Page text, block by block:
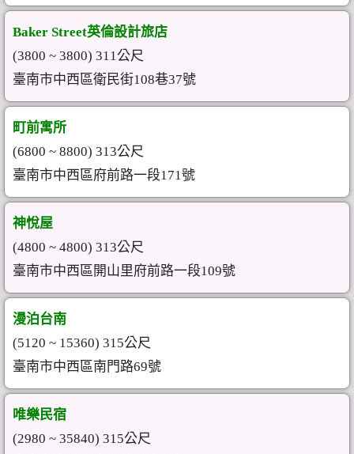
Baker Street英倫設計旅店
(3800 ~ 3800) 311公尺
臺南市中西區衛民街108巷37號
町前寓所
(6800 ~ 8800) 313公尺
臺南市中西區府前路一段171號
神悅屋
(4800 ~ 4800) 313公尺
臺南市中西區開山里府前路一段109號
漫泊台南
(5120 ~ 15360) 315公尺
臺南市中西區南門路69號
唯樂民宿
(2980 ~ 35840) 315公尺